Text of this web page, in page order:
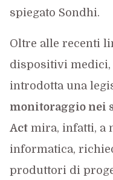
spiegato Sondhi.
Oltre alle recenti
dispositivi medici,
introdotta una
monitoraggio nei
Actmira, infatti, a
informatica,
produttori di